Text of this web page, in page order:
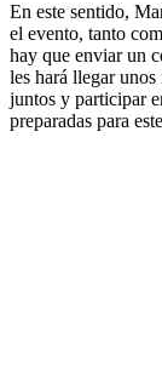
En este sentido,
el evento, tanto
hay que enviar un
les hará llegar
juntos y participar
preparadas para